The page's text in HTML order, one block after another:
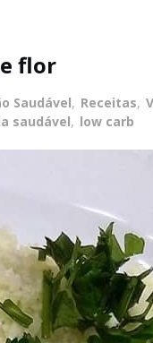
flor
Saudável, Receitas,
saudável, low carb